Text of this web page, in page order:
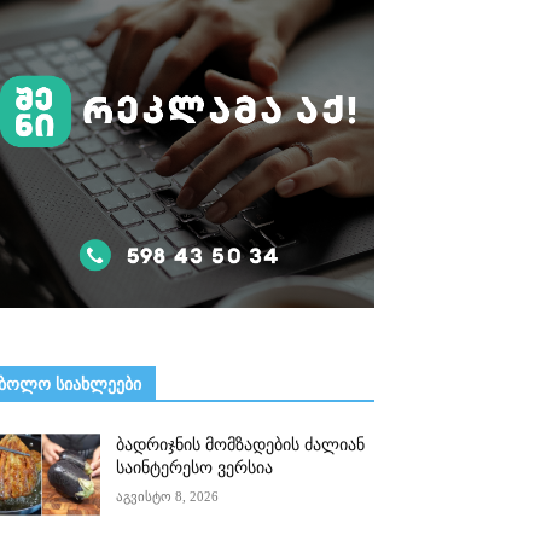
ᲡᲘᲐᲮᲚᲔᲔᲑᲘ
ბადრიჯნის მომზადების ძალიან
საინტერესო ვერსია
აგვისტო 8, 2026